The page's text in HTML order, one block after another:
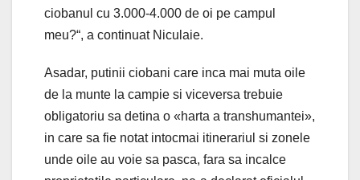
ciobanul cu 3.000-4.000 de oi pe campul
meu?“, a continuat Niculaie.
Asadar, putinii ciobani care inca mai muta oile
de la munte la campie si viceversa trebuie
obligatoriu sa detina o «harta a transhumantei»,
in care sa fie notat intocmai itinerariul si zonele
unde oile au voie sa pasca, fara sa incalce